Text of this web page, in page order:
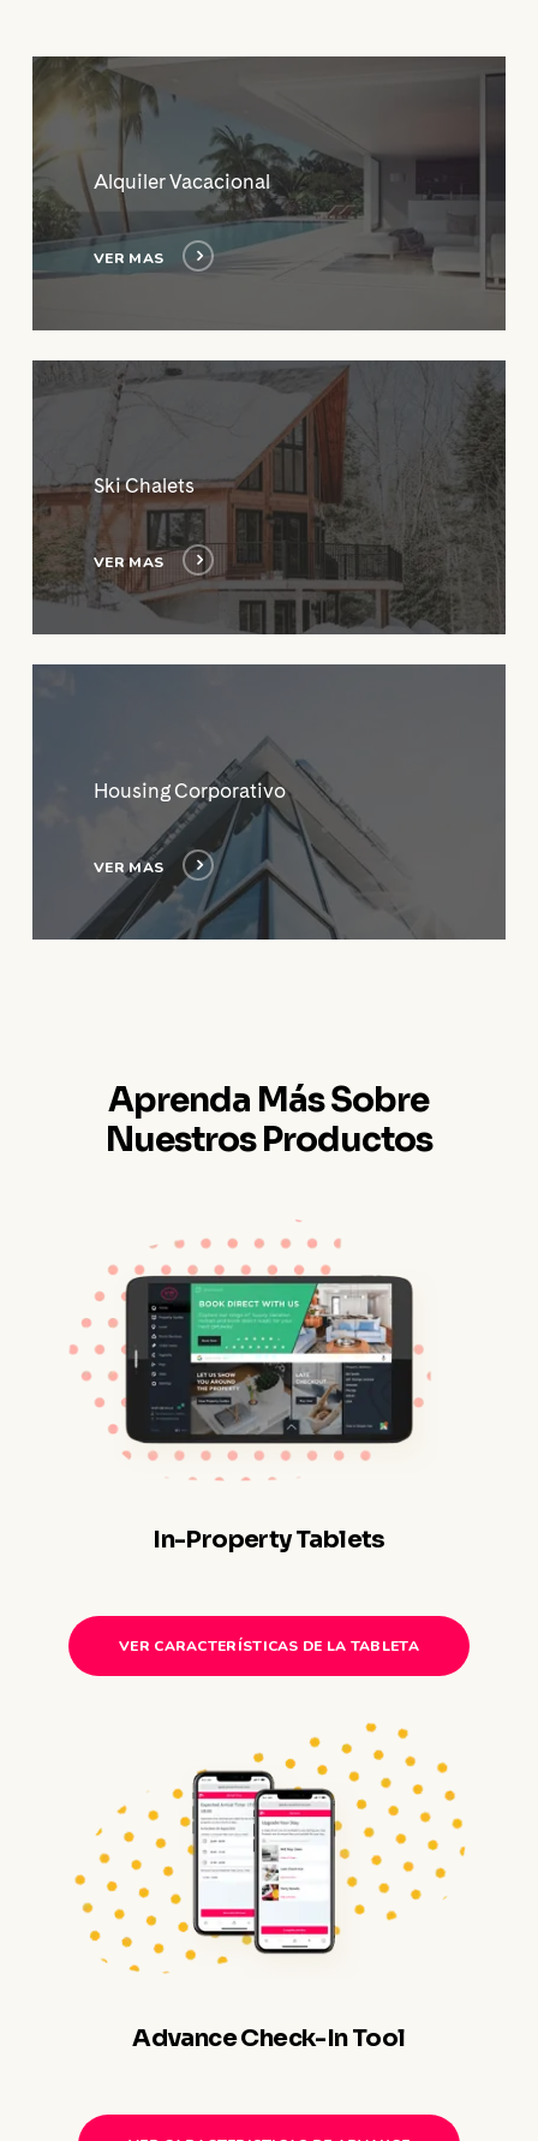
Alquiler Vacacional
VER MAS
Mas
Ski Chalets
VER MAS
Ver
Housing Corporativo
VER MAS
Aprenda Más Sobre
Nuestros Productos
In-Property Tablets
VER CARACTERÍSTICAS DE LA TABLETA
Advance Check-In Tool